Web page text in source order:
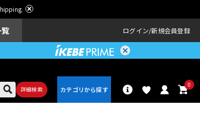
ログイン 新規会員登録
詳細検索
0